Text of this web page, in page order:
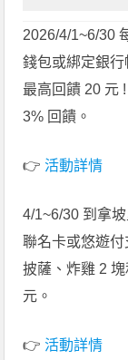
2026/4/1~6/30
錢包或綁定銀
最高回饋 20 元
3% 回饋。
👉活動詳情
4/1~6/30 到拿
聯名卡或悠遊
披薩、炸雞 2
元。
👉活動詳情